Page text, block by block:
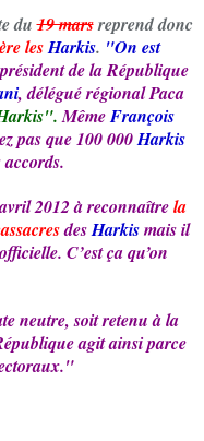
du19 marsreprend donc
lesHarkis. "On est
de la République
, délégué régional Paca
MêmeFrançois
pas que 100 000Harkis
accords.
2012 à reconnaîtrela
desHarkismais il
C’est ça qu’on
neutre, soit retenu à la
agit ainsi parce